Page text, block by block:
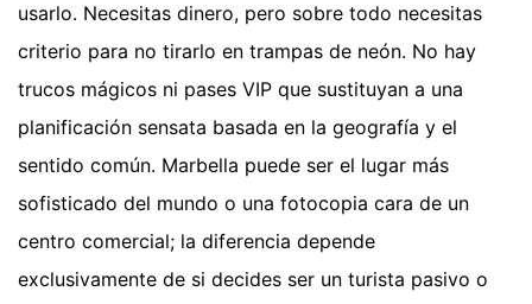
usarlo. Necesitas dinero, pero sobre todo necesitas
criterio para no tirarlo en trampas de neón. No hay
trucos mágicos ni pases VIP que sustituyan a una
planificación sensata basada en la geografía y el
sentido común. Marbella puede ser el lugar más
sofisticado del mundo o una fotocopia cara de un
centro comercial; la diferencia depende
exclusivamente de si decides ser un turista pasivo o